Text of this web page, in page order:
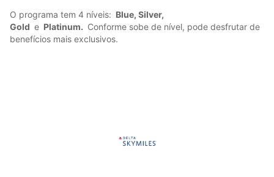
O programa tem 4 níveis: Blue, Silver,
Gold e Platinum. Conforme sobe de nível, pode desfrutar de
benefícios mais exclusivos.